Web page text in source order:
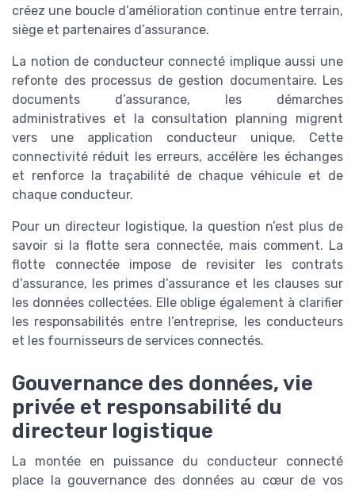
créez une boucle d’amélioration continue entre terrain,
siège et partenaires d’assurance.
La notion de conducteur connecté implique aussi une
refonte des processus de gestion documentaire. Les
documents d’assurance, les démarches
administratives et la consultation planning migrent
vers une application conducteur unique. Cette
connectivité réduit les erreurs, accélère les échanges
et renforce la traçabilité de chaque véhicule et de
chaque conducteur.
Pour un directeur logistique, la question n’est plus de
savoir si la flotte sera connectée, mais comment. La
flotte connectée impose de revisiter les contrats
d’assurance, les primes d’assurance et les clauses sur
les données collectées. Elle oblige également à clarifier
les responsabilités entre l’entreprise, les conducteurs
et les fournisseurs de services connectés.
Gouvernance des données, vie
privée et responsabilité du
directeur logistique
La montée en puissance du conducteur connecté
place la gouvernance des données au cœur de vos